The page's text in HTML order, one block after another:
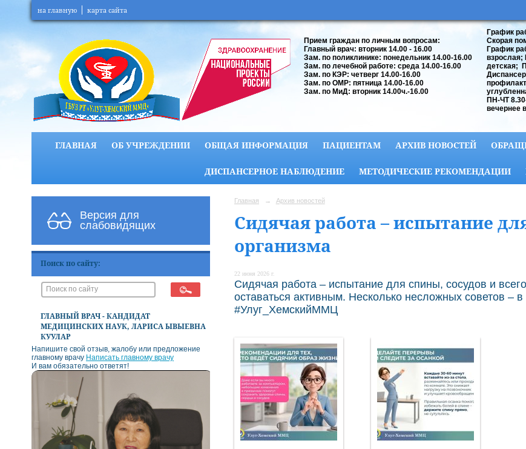
на главную карта сайта
Прием граждан по личным вопросам:
Главный врач: вторник 14.00 - 16.00
Зам. по поликлинике: понедельник 14.00-16.00
Зам. по лечебной работе: среда 14.00-16.00
Зам. по КЭР: четверг 14.00-16.00
Зам. по ОМР: пятница 14.00-16.00
Зам. по МиД: вторник 14.00ч.-16.00
График
Скорая
График
взрослая;
детская;
ПН-ЧТ
вечернее
ГЛАВНАЯ ОБ УЧРЕЖДЕНИИ ОБЩАЯ ИНФОРМАЦИЯ ПАЦИЕНТАМ АРХИВ НОВОСТЕЙ
ДИСПАНСЕРНОЕ НАБЛЮДЕНИЕ МЕТОДИЧЕСКИЕ РЕКОМЕНДАЦИИ
Версия для
слабовидящих
Поиск по сайту:
ГЛАВНЫЙ ВРАЧ - КАНДИДАТ
МЕДИЦИНСКИХ НАУК, ЛАРИСА ЫВЫЕВНА
КУУЛАР
Напишите свой отзыв, жалобу или предложение
главному врачу Написать главному врачу
И вам обязательно ответят!
Главная → Архив новостей
Сидячая работа – испытание
организма
22 июня 2026 г.
Сидячая работа – испытание для спины, сосудов и
оставаться активным. Несколько несложных советов – в
#Улуг_ХемскийММЦ